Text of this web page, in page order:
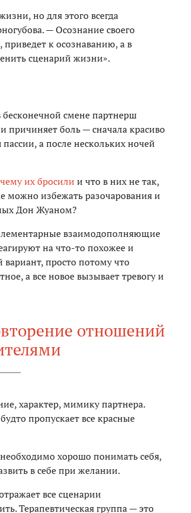
но для этого всегда
— Осознание своего
приведет к осознаванию, а в
сценарий жизни».
смене партнерш
причиняет боль — сначала красиво
а после нескольких ночей
их бросили и что в них не так,
можно избежать разочарования и
Дон Жуаном?
взаимодополняющие
на что-то похожее и
вариант, просто потому что
а все новое вызывает тревогу и
отношений
характер, мимику партнера.
пропускает все красные
хорошо понимать себя,
в себе при желании.
все сценарии
Терапевтическая группа — это